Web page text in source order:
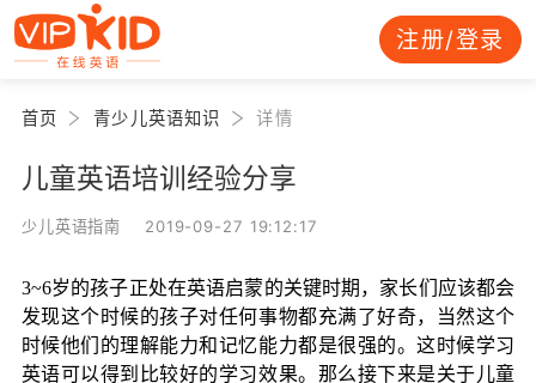
注册/登录
首页 青少儿英语知识 详情
儿童英语培训经验分享
少儿英语指南 2019-09-27 19:12:17
3~6岁的孩子正处在英语启蒙的关键时期，家长们应该都会
发现这个时候的孩子对任何事物都充满了好奇，当然这个
时候他们的理解能力和记忆能力都是很强的。这时候学习
英语可以得到比较好的学习效果。那么接下来是关于儿童